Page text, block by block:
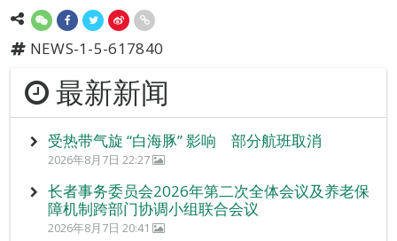
NEWS-1-5-617840
最新新闻
受热带气旋 “白海豚” 影响 部分航班取消
2026年8月7日 22:27
长者事务委员会2026年第二次全体会议及养老保
障机制跨部门协调小组联合会议
2026年8月7日 20:41